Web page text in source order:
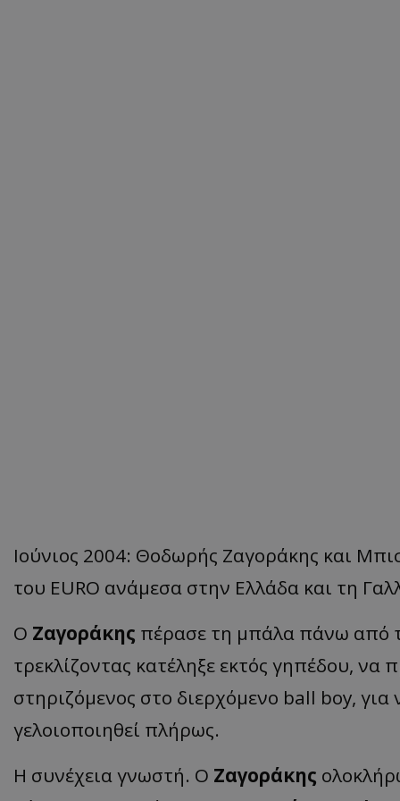
Ιούνιος 2004: Θοδωρής Ζαγοράκης και
του EURO ανάμεσα στην Ελλάδα και τη
Ο Ζαγοράκης πέρασε τη μπάλα πάνω από
τρεκλίζοντας κατέληξε εκτός γηπέδου,
στηριζόμενος στο διερχόμενο ball boy, για
γελοιοποιηθεί πλήρως.
Η συνέχεια γνωστή. Ο Ζαγοράκης